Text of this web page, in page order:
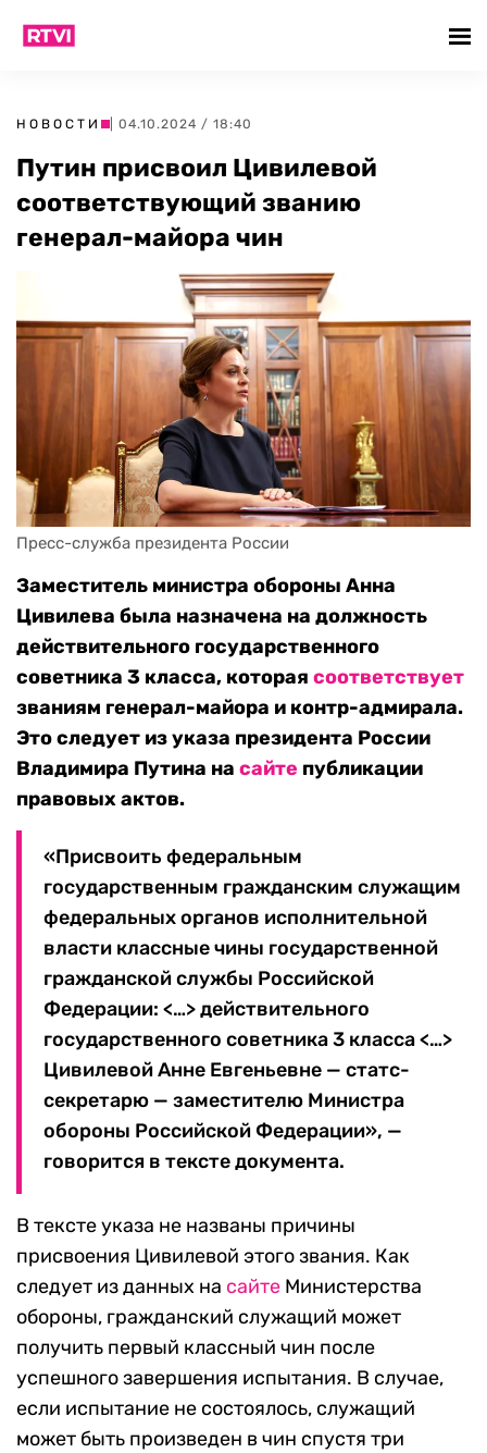
НОВОСТИ | 04.10.2024 / 18:40
Путин присвоил Цивилевой
соответствующий званию
генерал-майора чин
Пресс-служба президента России
Заместитель министра обороны Анна
Цивилева была назначена на должность
действительного государственного
советника 3 класса, которая соответствует
званиям генерал-майора и контр-адмирала.
Это следует из указа президента России
Владимира Путина на сайте публикации
правовых актов.
«Присвоить федеральным
государственным гражданским служащим
федеральных органов исполнительной
власти классные чины государственной
гражданской службы Российской
Федерации: <…> действительного
государственного советника 3 класса <…>
Цивилевой Анне Евгеньевне — статс-
секретарю — заместителю Министра
обороны Российской Федерации», —
говорится в тексте документа.
В тексте указа не названы причины
присвоения Цивилевой этого звания. Как
следует из данных на сайте Министерства
обороны, гражданский служащий может
получить первый классный чин после
успешного завершения испытания. В случае,
если испытание не состоялось, служащий
может быть произведен в чин спустя три